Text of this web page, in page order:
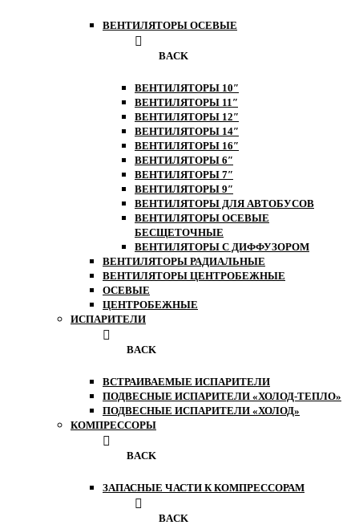
ВЕНТИЛЯТОРЫ ОСЕВЫЕ
BACK
ВЕНТИЛЯТОРЫ 10″
ВЕНТИЛЯТОРЫ 11″
ВЕНТИЛЯТОРЫ 12″
ВЕНТИЛЯТОРЫ 14″
ВЕНТИЛЯТОРЫ 16″
ВЕНТИЛЯТОРЫ 6″
ВЕНТИЛЯТОРЫ 7″
ВЕНТИЛЯТОРЫ 9″
ВЕНТИЛЯТОРЫ ДЛЯ АВТОБУСОВ
ВЕНТИЛЯТОРЫ ОСЕВЫЕ
БЕСЩЕТОЧНЫЕ
ВЕНТИЛЯТОРЫ С ДИФФУЗОРОМ
ВЕНТИЛЯТОРЫ РАДИАЛЬНЫЕ
ВЕНТИЛЯТОРЫ ЦЕНТРОБЕЖНЫЕ
ОСЕВЫЕ
ЦЕНТРОБЕЖНЫЕ
ИСПАРИТЕЛИ
BACK
ВСТРАИВАЕМЫЕ ИСПАРИТЕЛИ
ПОДВЕСНЫЕ ИСПАРИТЕЛИ «ХОЛОД-ТЕПЛО»
ПОДВЕСНЫЕ ИСПАРИТЕЛИ «ХОЛОД»
КОМПРЕССОРЫ
BACK
ЗАПАСНЫЕ ЧАСТИ К КОМПРЕССОРАМ
BACK